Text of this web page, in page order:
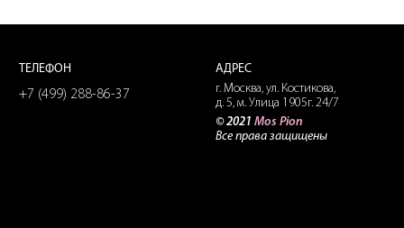
ТЕЛЕФОН
+7 (499) 288-86-37
АДРЕС
г. Москва, ул. Костикова,
д. 5, м. Улица 1905г. 24/7
© 2021 Mos Pion
Все права защищены
Telegram
@mospionbot